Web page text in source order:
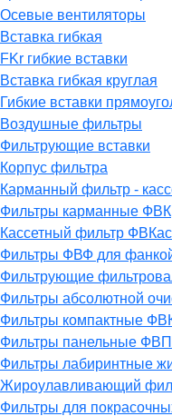
Осевые вентиляторы
Вставка гибкая
FKr гибкие вставки
Вставка гибкая круглая
Гибкие вставки
Воздушные фильтры
Фильтрующие вставки
Корпус фильтра
Карманный фильтр -
Фильтры карманные ФВК
Кассетный фильтр ФВКас
Фильтры ФВФ для
Фильтрующие
Фильтры абсолютной
Фильтры компактные
Фильтры панельные ФВП
Фильтры лабиринтные
Жироулавливающий
Фильтры для